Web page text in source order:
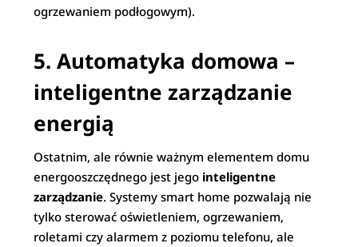
ogrzewaniem podłogowym).
5. Automatyka domowa –
inteligentne zarządzanie
energią
Ostatnim, ale równie ważnym elementem domu
energooszczędnego jest jego inteligentne
zarządzanie. Systemy smart home pozwalają nie
tylko sterować oświetleniem, ogrzewaniem,
roletami czy alarmem z poziomu telefonu, ale